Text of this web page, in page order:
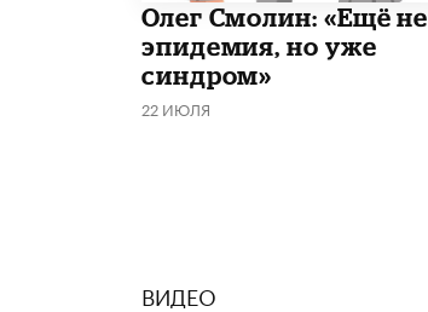
​Олег Смолин: «Ещё не
эпидемия, но уже
синдром»
22 ИЮЛЯ
ВИДЕО